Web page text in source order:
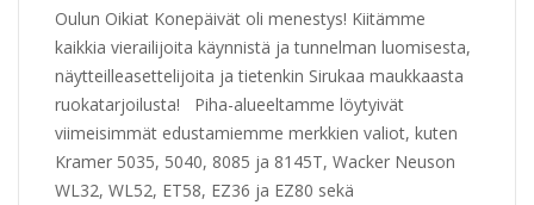
Oulun Oikiat Konepäivät oli menestys! Kiitämme
kaikkia vierailijoita käynnistä ja tunnelman luomisesta,
näytteilleasettelijoita ja tietenkin Sirukaa maukkaasta
ruokatarjoilusta! Piha-alueeltamme löytyivät
viimeisimmät edustamiemme merkkien valiot, kuten
Kramer 5035, 5040, 8085 ja 8145T, Wacker Neuson
WL32, WL52, ET58, EZ36 ja EZ80 sekä